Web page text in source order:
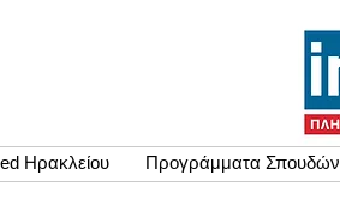
Ηρακλείου Προγράμματα Σπουδών